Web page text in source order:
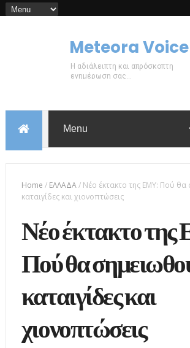
Meteora Voice
Η αδιάλειπτη και απρόσκοπτη
ενημέρωση σας...
Home / ΕΛΛΑΔΑ/ Νέο έκτακτο της ΕΜΥ: Πού θα
καταιγίδες και χιονοπτώσεις
Νέο έκτακτο
Πού θα
καταιγίδες και
χιονοπτώσεις